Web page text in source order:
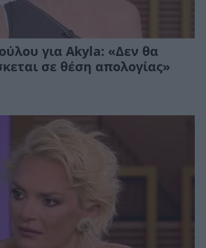
για Akyla: «Δεν θα
σε θέση απολογίας»